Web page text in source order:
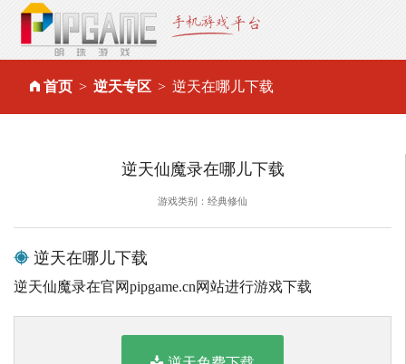
首页 逆天专区 逆天在哪儿下载
逆天仙魔录在哪儿下载
游戏类别：经典修仙
逆天在哪儿下载
逆天仙魔录在官网pipgame.cn网站进行游戏下载